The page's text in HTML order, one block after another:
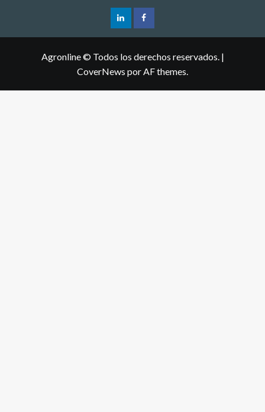
Agronline © Todos los derechos reservados. |
CoverNews por AF themes.